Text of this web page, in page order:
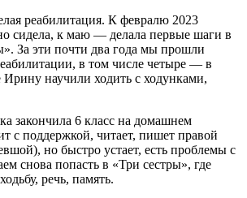
реабилитация. К февралю 2023
сидела, к маю — делала первые шаги в
За эти почти два года мы прошли
в том числе четыре — в
Ирину научили ходить с ходунками,
закончила 6 класс на домашнем
с поддержкой, читает, пишет правой
но быстро устает, есть проблемы с
снова попасть в «Три сестры», где
речь, память.